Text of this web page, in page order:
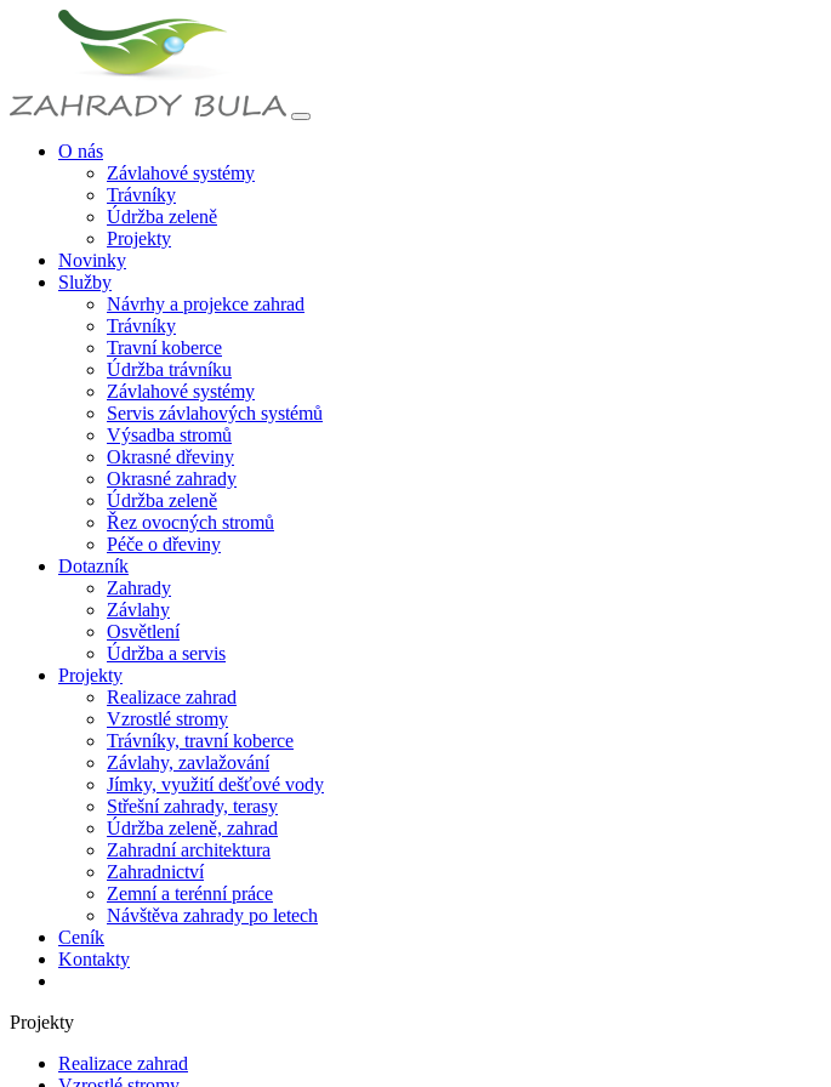
O nás
Závlahové systémy
Trávníky
Údržba zeleně
Projekty
Novinky
Služby
Návrhy a projekce zahrad
Trávníky
Travní koberce
Údržba trávníku
Závlahové systémy
Servis závlahových systémů
Výsadba stromů
Okrasné dřeviny
Okrasné zahrady
Údržba zeleně
Řez ovocných stromů
Péče o dřeviny
Dotazník
Zahrady
Závlahy
Osvětlení
Údržba a servis
Projekty
Realizace zahrad
Vzrostlé stromy
Trávníky, travní koberce
Závlahy, zavlažování
Jímky, využití dešťové vody
Střešní zahrady, terasy
Údržba zeleně, zahrad
Zahradní architektura
Zahradnictví
Zemní a terénní práce
Návštěva zahrady po letech
Ceník
Kontakty
Projekty
Realizace zahrad